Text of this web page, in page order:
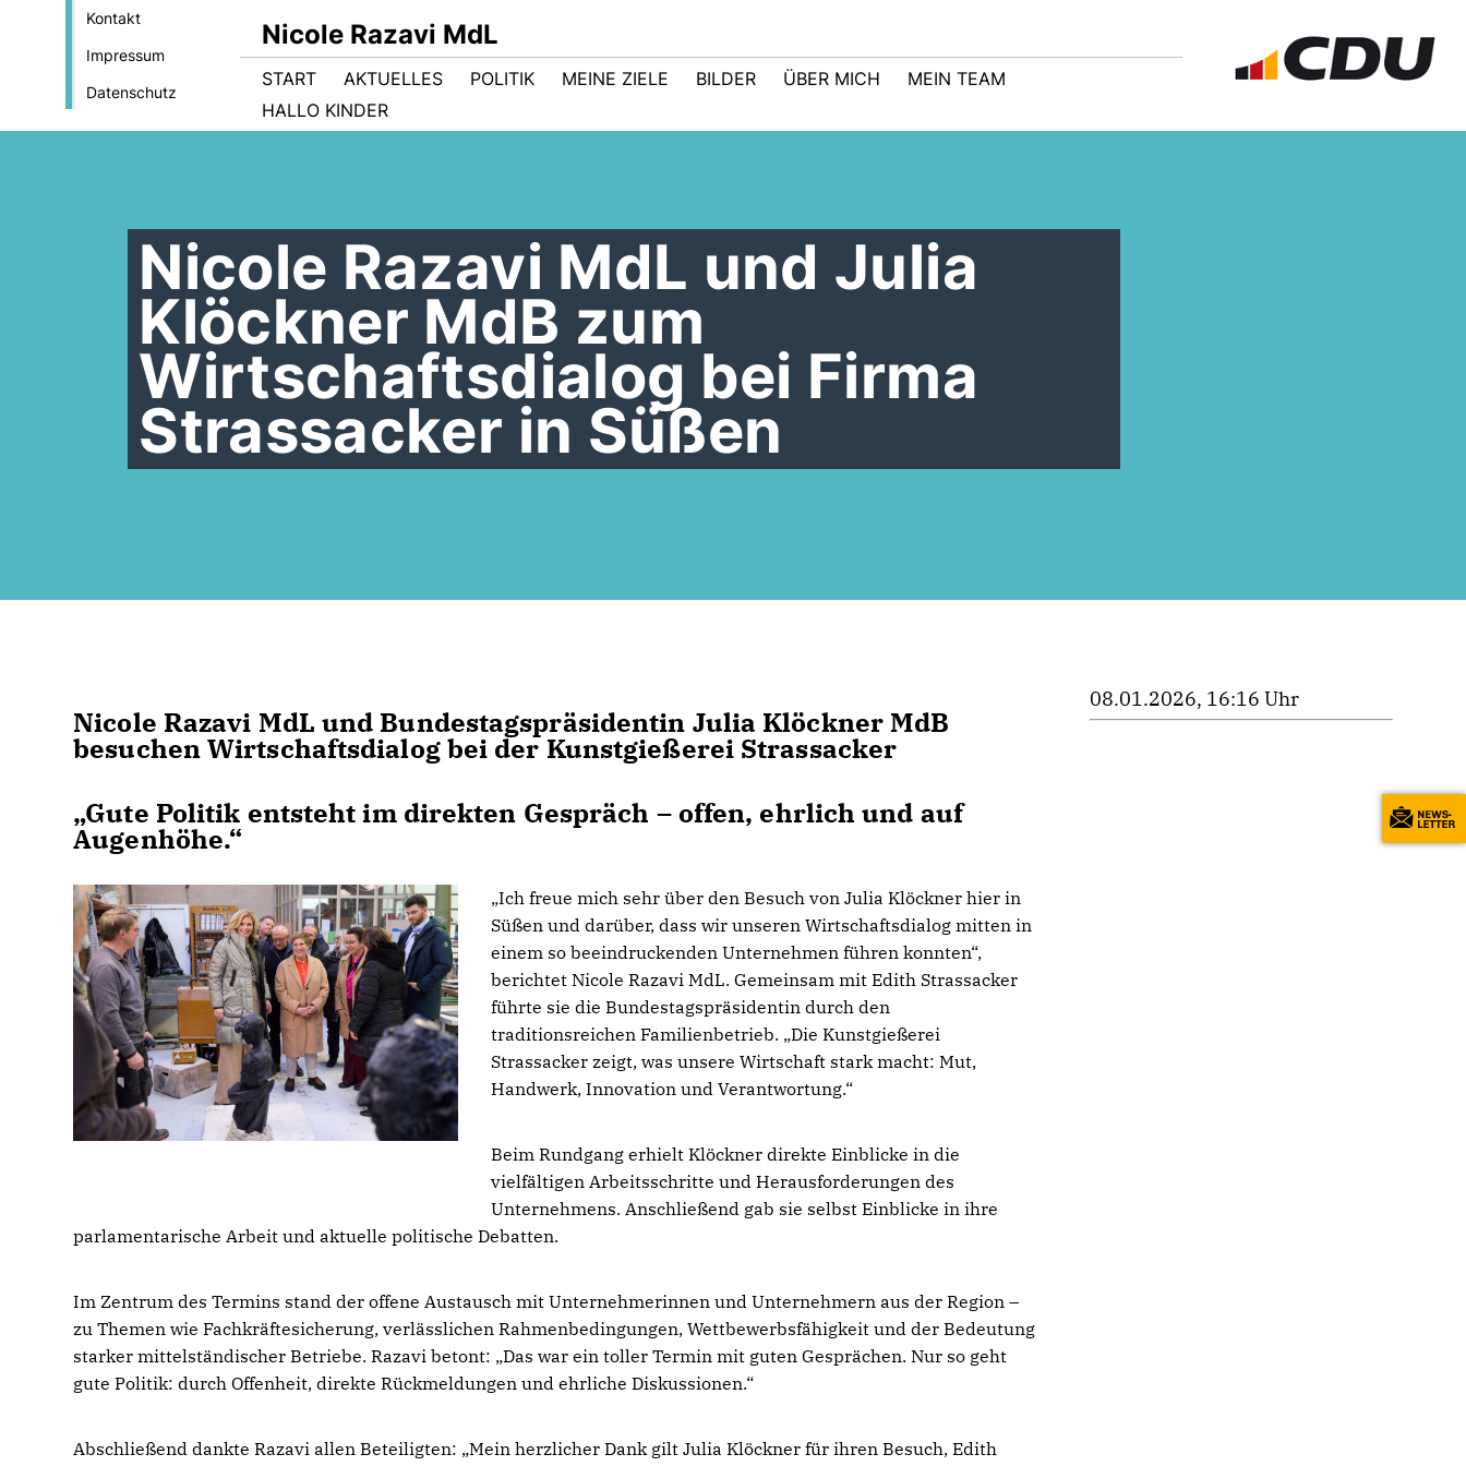
Kontakt
Impressum
Datenschutz
Nicole Razavi MdL
START AKTUELLES POLITIK MEINE ZIELE BILDER ÜBER MICH
MEIN TEAM
HALLO KINDER
Nicole Razavi MdL und Julia
Klöckner MdB zum
Wirtschaftsdialog bei Firma
Strassacker in Süßen
Nicole Razavi MdL und Bundestagspräsidentin Julia Klöckner MdB
besuchen Wirtschaftsdialog bei der Kunstgießerei Strassacker
Gute Politik entsteht im direkten Gespräch – offen, ehrlich und auf
Augenhöhe.“
Ich freue mich sehr über den Besuch von Julia Klöckner hier in
Süßen und darüber, dass wir unseren Wirtschaftsdialog mitten in
einem so beeindruckenden Unternehmen führen konnten“,
berichtet Nicole Razavi MdL. Gemeinsam mit Edith Strassacker
führte sie die Bundestagspräsidentin durch den
traditionsreichen Familienbetrieb. „Die Kunstgießerei
Strassacker zeigt, was unsere Wirtschaft stark macht: Mut,
Handwerk, Innovation und Verantwortung.“
Beim Rundgang erhielt Klöckner direkte Einblicke in die
vielfältigen Arbeitsschritte und Herausforderungen des
Unternehmens. Anschließend gab sie selbst Einblicke in ihre
parlamentarische Arbeit und aktuelle politische Debatten.
Im Zentrum des Termins stand der offene Austausch mit Unternehmerinnen und Unternehmern aus der Region –
zu Themen wie Fachkräftesicherung, verlässlichen Rahmenbedingungen, Wettbewerbsfähigkeit und der Bedeutung
starker mittelständischer Betriebe. Razavi betont: „Das war ein toller Termin mit guten Gesprächen. Nur so geht
gute Politik: durch Offenheit, direkte Rückmeldungen und ehrliche Diskussionen.“
Abschließend dankte Razavi allen Beteiligten: „Mein herzlicher Dank gilt Julia Klöckner für ihren Besuch, Edith
08.01.2026, 16:16 Uhr